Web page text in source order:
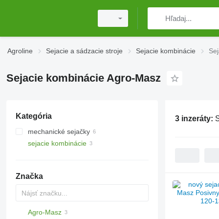
Agroline Sejacie a sádzacie stroje Sejacie kombinácie
Sejacie kombinácie Agro-Masz
Kategória
mechanické sejačky
sejacie kombinácie
Značka
DA
Agro-Masz
3 inzeráty: